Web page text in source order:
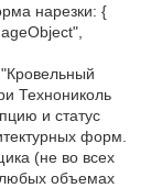
нарезки: {
Технониколь
и статус
форм.
(не во всех
любых объемах